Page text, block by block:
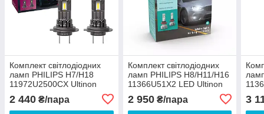
Комплект світлодіодних
ламп PHILIPS H7/H18
11972U2500CX Ultinon
2 440 ₴/пара
Комплект світлодіодних
ламп PHILIPS H8/H11/H16
11366U51X2 LED Ultinon
Pro5100 +160% 12/24V в
ПТФ
2 950₴/пара 3